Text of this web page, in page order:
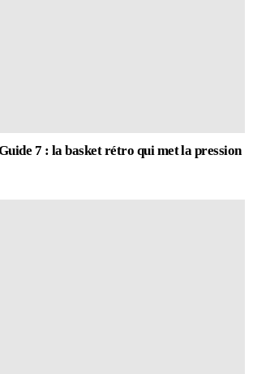
7 : la basket rétro qui met la pression